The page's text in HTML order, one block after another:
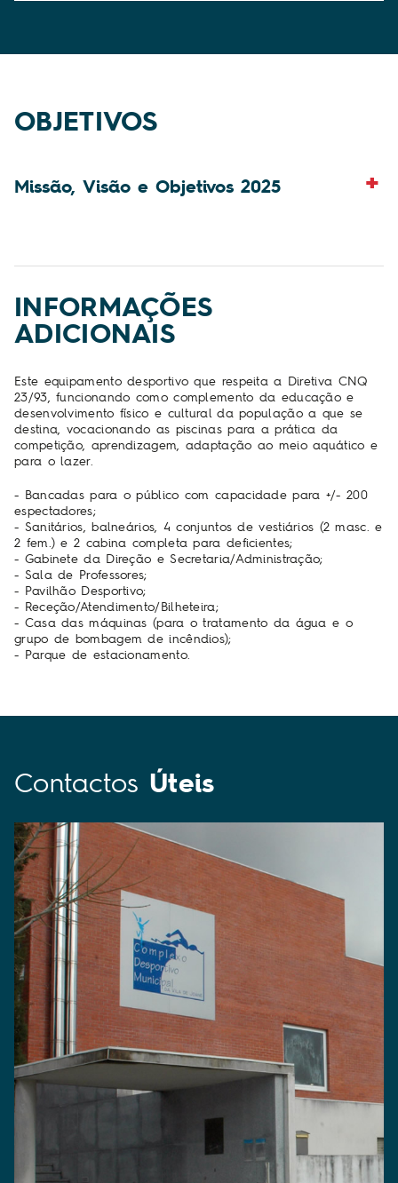
OBJETIVOS
Missão, Visão e Objetivos 2025
INFORMAÇÕES
ADICIONAIS
Este equipamento desportivo que respeita a Diretiva CNQ
23/93, funcionando como complemento da educação e
desenvolvimento físico e cultural da população a que se
destina, vocacionando as piscinas para a prática da
competição, aprendizagem, adaptação ao meio aquático e
para o lazer.
- Bancadas para o público com capacidade para +/- 200
espectadores;
- Sanitários, balneários, 4 conjuntos de vestiários (2 masc. e
2 fem.) e 2 cabina completa para deficientes;
- Gabinete da Direção e Secretaria/Administração;
- Sala de Professores;
- Pavilhão Desportivo;
- Receção/Atendimento/Bilheteira;
- Casa das máquinas (para o tratamento da água e o
grupo de bombagem de incêndios);
- Parque de estacionamento.
Contactos Úteis